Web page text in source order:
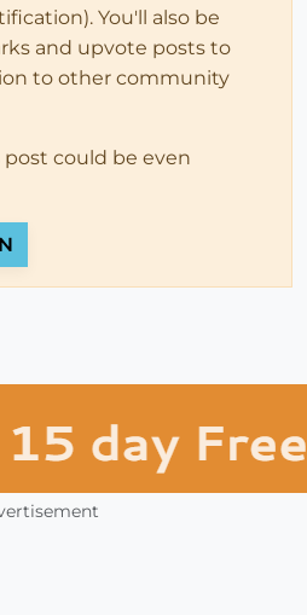
You'll also be
and upvote posts to
to other community
could be even